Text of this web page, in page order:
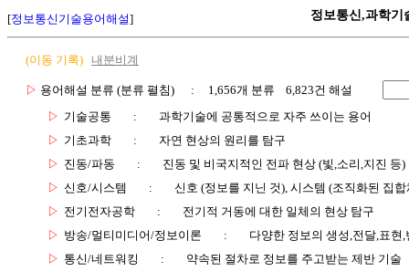
[정보통신기술용어해설] 정보통신,과학기
(이동 기록) 내분비계
▷ 용어해설 분류 (분류 펼침)
: 1,656개 분류 6,823건 해설
▷ 기술공통 :
과학기술에 공통적으로 자주 쓰이는 용어
▷ 기초과학 :
자연 현상의 원리를 탐구
▷ 진동/파동 :
진동 및 비국지적인 전파 현상 (빛,소리,지진 등)
▷ 신호/시스템 :
신호 (정보를 지닌 것), 시스템 (조직화된 집합
▷ 전기전자공학 :
전기적 거동에 대한 일체의 현상 탐구
▷ 방송/멀티미디어/정보이론 :
다양한 정보의 생성,전달,표현
▷ 통신/네트워킹 :
약속된 절차로 정보를 주고받는 제반 기술